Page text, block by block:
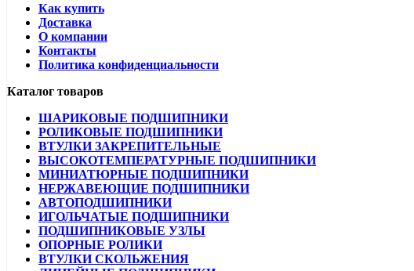
Как купить
Доставка
О компании
Контакты
Политика конфиденциальности
Каталог товаров
ШАРИКОВЫЕ ПОДШИПНИКИ
РОЛИКОВЫЕ ПОДШИПНИКИ
ВТУЛКИ ЗАКРЕПИТЕЛЬНЫЕ
ВЫСОКОТЕМПЕРАТУРНЫЕ ПОДШИПНИКИ
МИНИАТЮРНЫЕ ПОДШИПНИКИ
НЕРЖАВЕЮЩИЕ ПОДШИПНИКИ
АВТОПОДШИПНИКИ
ИГОЛЬЧАТЫЕ ПОДШИПНИКИ
ПОДШИПНИКОВЫЕ УЗЛЫ
ОПОРНЫЕ РОЛИКИ
ВТУЛКИ СКОЛЬЖЕНИЯ